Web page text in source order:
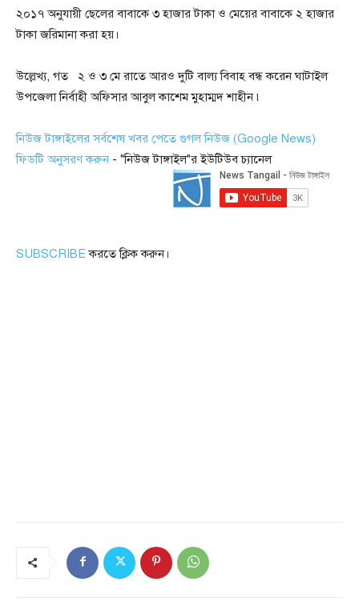
২০১৭ অনুযায়ী ছেলের বাবাকে ৩ হাজার টাকা ও মেয়ের বাবাকে ২ হাজার
টাকা জরিমানা করা হয়।
উল্লেখ্য, গত ২ ও ৩ মে রাতে আরও দুটি বাল্য বিবাহ বন্ধ করেন ঘাটাইল
উপজেলা নির্বাহী অফিসার আবুল কাশেম মুহাম্মদ শাহীন ৷
নিউজ টাঙ্গাইলের সর্বশেষ খবর পেতে গুগল নিউজ (Google News)
ফিডটি অনুসরণ করুন - "নিউজ টাঙ্গাইল"র ইউটিউব চ্যানেল
SUBSCRIBEকরতে ক্লিক করুন।